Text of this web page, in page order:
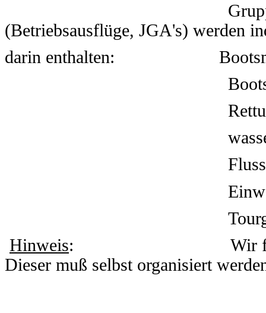
(Betriebsausflüge, JGA's) werden
darin enthalten:
Hinweis: Wir
Dieser muß selbst organisiert